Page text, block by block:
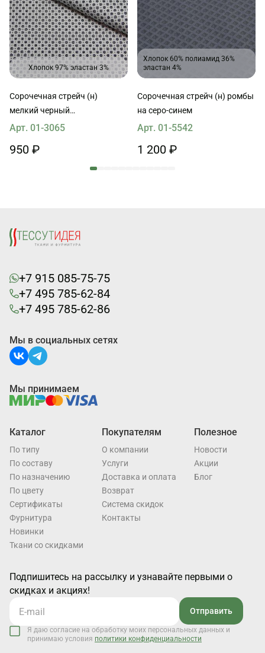
Хлопок 97% эластан 3%
Сорочечная стрейч (н)
мелкий черный
геометрический орнамент на
Арт. 01-3065
950 ₽
Хлопок 60% полиамид 36%
эластан 4%
Сорочечная стрейч (н) ромбы
на серо-синем
Арт. 01-5542
1 200 ₽
+7 915 085-75-75
+7 495 785-62-84
+7 495 785-62-86
Каталог
По типу
По составу
По назначению
По цвету
Cертификаты
Фурнитура
Новинки
Ткани со скидками
Покупателям
О компании
Услуги
Доставка и оплата
Возврат
Система скидок
Контакты
Полезное
Новости
Акции
Блог
Подпишитесь на рассылку и узнавайте первыми о
скидках и акциях!
Отправить
Я даю согласие на обработку моих персональных данных и
принимаю условия политики конфиденциальности
Мы в социальных сетях
Мы принимаем